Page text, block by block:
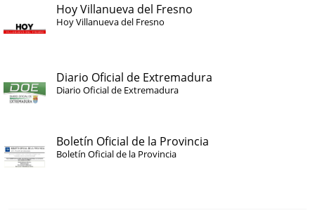
Hoy Villanueva del Fresno
Hoy Villanueva del Fresno
Diario Oficial de Extremadura
Diario Oficial de Extremadura
Boletín Oficial de la Provincia
Boletín Oficial de la Provincia